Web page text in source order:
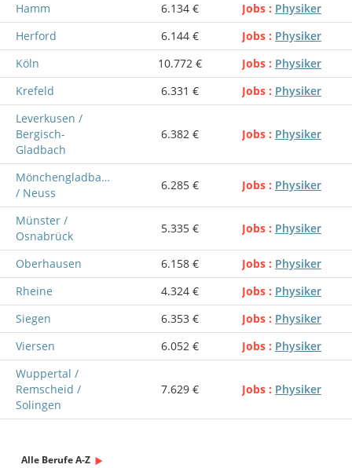
Hamm
6.134 € Jobs
Physiker
Herford
6.144 € Jobs
Physiker
Köln
10.772 € Jobs
Physiker
Krefeld
6.331 € Jobs
Physiker
Leverkusen /
Bergisch-
Gladbach
6.382 € Jobs Physiker
Mönchengladbach
/ Neuss
6.285 € Jobs Physiker
Münster /
Osnabrück
5.335 € Jobs Physiker
Oberhausen 6.158 € Jobs
Physiker
Rheine
4.324 € Jobs
Physiker
Siegen
6.353 € Jobs
Physiker
Viersen
6.052 € Jobs
Physiker
Wuppertal /
Remscheid /
Solingen
7.629 € Jobs Physiker
Alle Berufe A-Z